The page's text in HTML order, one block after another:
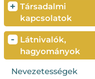
+ Társadalmi
kapcsolatok
-
Látnivalók,
hagyományok
Nevezetességek